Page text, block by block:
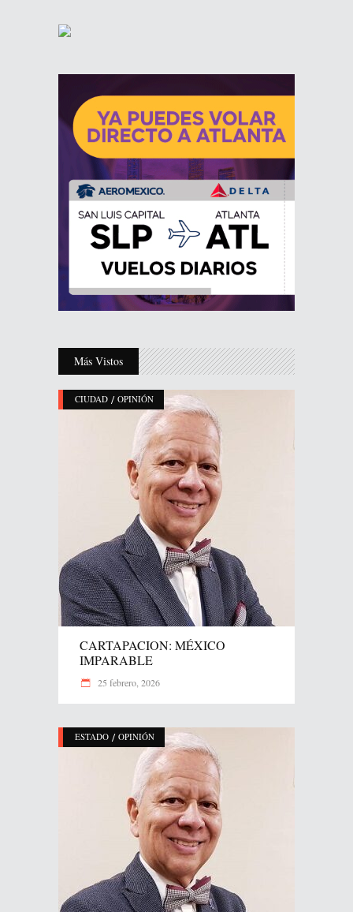
Más Vistos
CIUDAD / OPINIÓN
CARTAPACION: MÉXICO
IMPARABLE
25 febrero, 2026
ESTADO / OPINIÓN